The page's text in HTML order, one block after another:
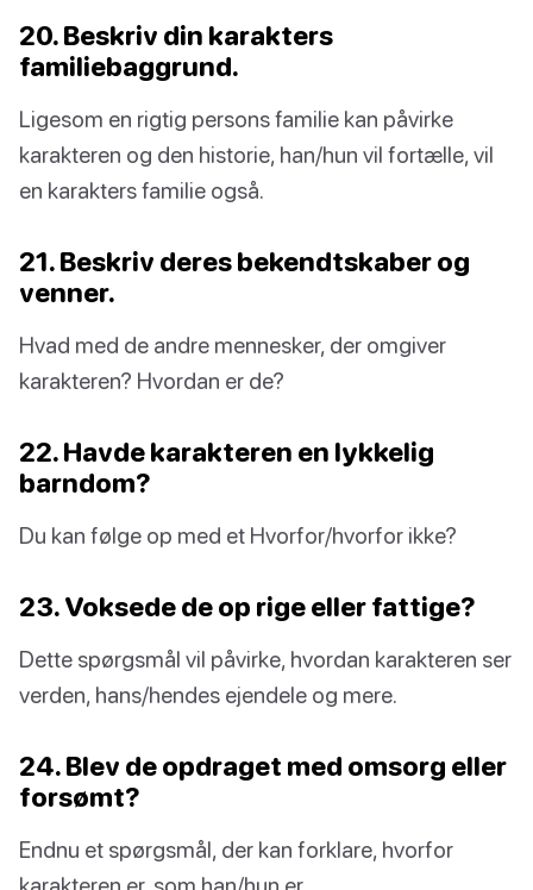
20. Beskriv din karakters
familiebaggrund.
Ligesom en rigtig persons familie kan påvirke
karakteren og den historie, han/hun vil fortælle, vil
en karakters familie også.
21. Beskriv deres bekendtskaber og
venner.
Hvad med de andre mennesker, der omgiver
karakteren? Hvordan er de?
22. Havde karakteren en lykkelig
barndom?
Du kan følge op med et Hvorfor/hvorfor ikke?
23. Voksede de op rige eller fattige?
Dette spørgsmål vil påvirke, hvordan karakteren ser
verden, hans/hendes ejendele og mere.
24. Blev de opdraget med omsorg eller
forsømt?
Endnu et spørgsmål, der kan forklare, hvorfor